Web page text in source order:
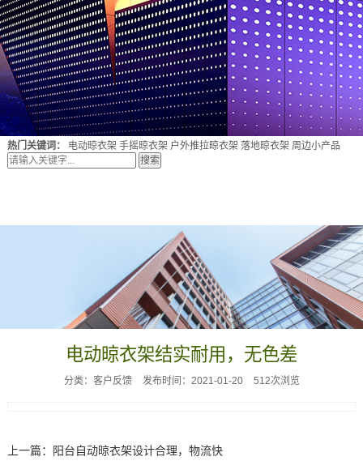
热门关键词： 电动晾衣架 手摇晾衣架 户外推拉晾衣架 落地晾衣架 周边小产品
搜索
电动晾衣架结实耐用，无色差
分类：客户反馈 发布时间：2021-01-20 512次浏览
上一篇：
阳台自动晾衣架设计合理，物流快